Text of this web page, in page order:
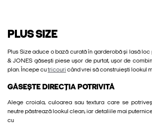
PLUS SIZE
Plus Size aduce o bază curată în garderobă și lasă loc
& JONES găsești piese ușor de purtat, ușor de
plan. Începe cutricouri când vrei să construiești lookul
GĂSEȘTE DIRECȚIA POTRIVITĂ
Alege croiala, culoarea sau textura care se
neutre păstrează lookul clean, iar detaliile mai
cu